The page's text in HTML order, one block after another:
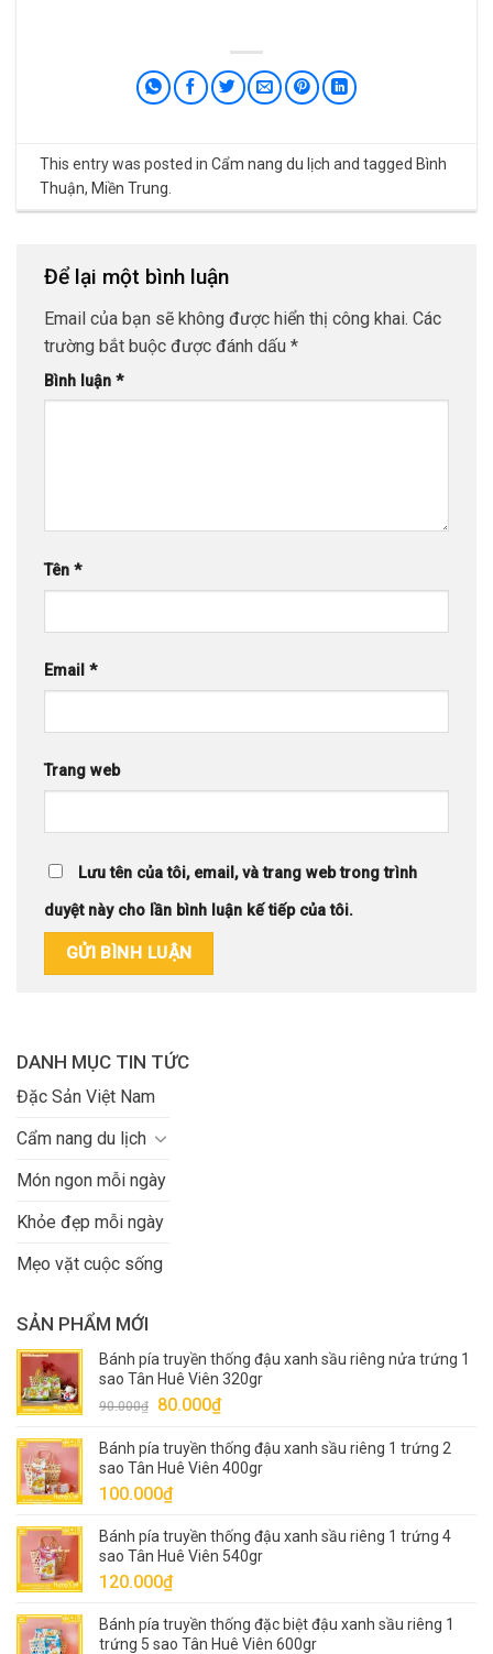
This entry was posted in Cẩm nang du lịch and tagged Bình
Thuận, Miền Trung
Để lại một bình luận
Email của bạn sẽ không được hiển thị công khai. Các
trường bắt buộc được đánh dấu *
Bình luận *
Tên *
Email *
Trang web
Lưu tên của tôi, email, và trang web trong trình
duyệt này cho lần bình luận kế tiếp của tôi.
DANH MỤC TIN TỨC
Đặc Sản Việt Nam
Cẩm nang du lịch
Món ngon mỗi ngày
Khỏe đẹp mỗi ngày
Mẹo vặt cuộc sống
SẢN PHẨM MỚI
Bánh pía truyền thống đậu xanh sầu riêng nửa trứng 1
sao Tân Huê Viên 320gr
90.000₫
Giá
là:
90.000₫.
80.000₫Giá
tại
là:
Bánh pía truyền thống đậu xanh sầu riêng 1 trứng 2
sao Tân Huê Viên 400gr
100.000₫
Bánh pía truyền thống đậu xanh sầu riêng 1 trứng 4
sao Tân Huê Viên 540gr
120.000₫
Bánh pía truyền thống đặc biệt đậu xanh sầu riêng 1
trứng 5 sao Tân Huê Viên 600gr